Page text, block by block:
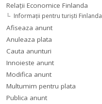
Relaţii Economice Finlanda
Informaţii pentru turişti Finlanda
Afiseaza anunt
Anuleaza plata
Cauta anunturi
Innoieste anunt
Modifica anunt
Multumim pentru plata
Publica anunt